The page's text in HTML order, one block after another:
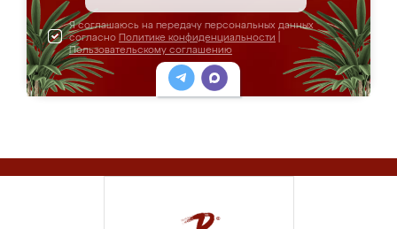
Я соглашаюсь на передачу персональных данных
согласно Политике конфиденциальности
Пользовательскому соглашению